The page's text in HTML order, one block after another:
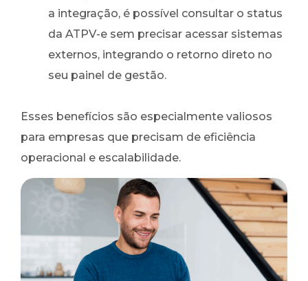
a integração, é possível consultar o status
da ATPV-e sem precisar acessar sistemas
externos, integrando o retorno direto no
seu painel de gestão.
Esses benefícios são especialmente valiosos
para empresas que precisam de eficiência
operacional e escalabilidade.